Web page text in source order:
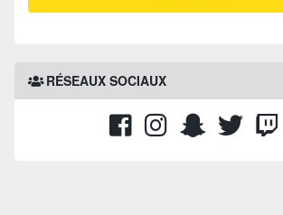
RÉSEAUX SOCIAUX